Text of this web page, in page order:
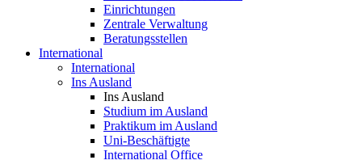
Einrichtungen
Zentrale Verwaltung
Beratungsstellen
International
International
Ins Ausland
Ins Ausland
Studium im Ausland
Praktikum im Ausland
Uni-Beschäftigte
International Office